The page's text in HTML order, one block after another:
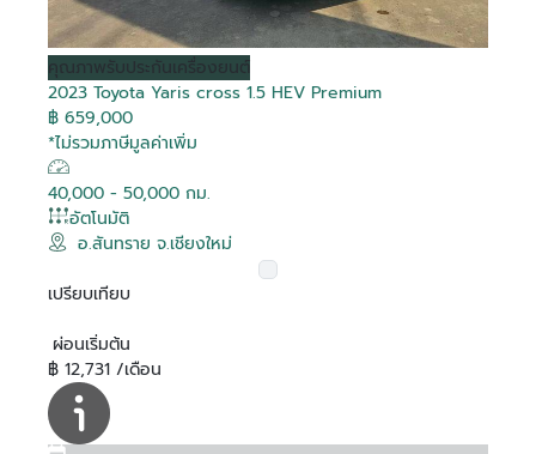
คุณภาพรับประกันเครื่องยนต์
2023 Toyota Yaris cross 1.5 HEV Premium
฿ 659,000
*ไม่รวมภาษีมูลค่าเพิ่ม
40,000 - 50,000 กม.
อัตโนมัติ
อ.สันทราย จ.เชียงใหม่
เปรียบเทียบ
ผ่อนเริ่มต้น
฿ 12,731 /เดือน